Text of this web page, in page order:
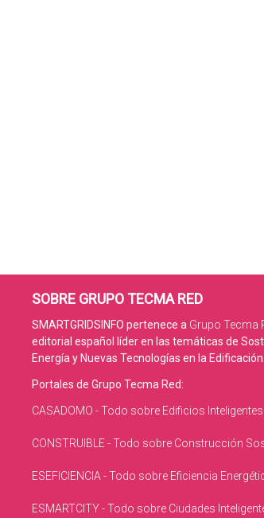
SOBRE GRUPO TECMA RED
SMARTGRIDSINFO pertenece a Grupo Tecma
editorial español líder en las temáticas de
Energía y Nuevas Tecnologías en la Edificación
Portales de Grupo Tecma Red:
CASADOMO - Todo sobre Edificios Inteligentes
CONSTRUIBLE - Todo sobre Construcción
ESEFICIENCIA - Todo sobre Eficiencia
ESMARTCITY - Todo sobre Ciudades